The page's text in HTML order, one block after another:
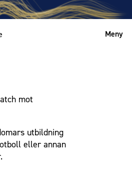
Meny
mot
utbildning
eller annan